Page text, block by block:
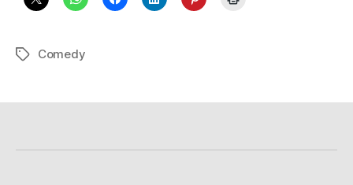
Schlagwörter
Comedy